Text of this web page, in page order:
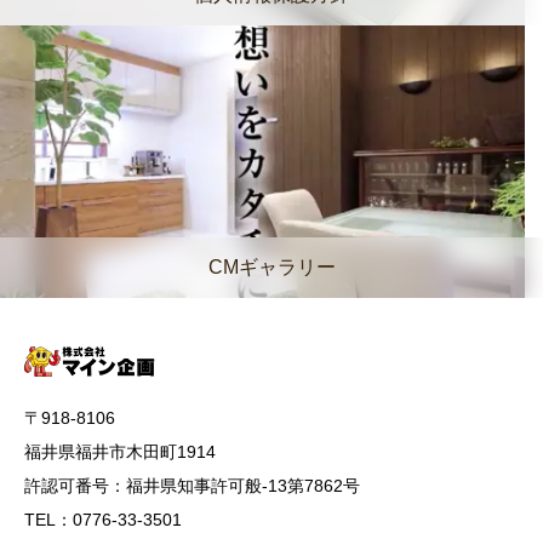
CMギャラリー
〒918-8106
福井県福井市木田町1914
許認可番号：福井県知事許可般-13第7862号
TEL：0776-33-3501